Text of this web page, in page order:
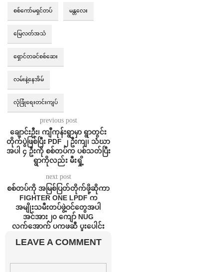
စစ်ကော်မရှင်တပ် မန္တလေး
မြေလတ်အသံ
ရှောင်တခင်စစ်ဆေး
လမ်းနဲ့နေအိမ်
လုံခြုံရေးတင်းကျပ်
previous post
ချောင်းဦး၊ ကျီကုန်းရွာမှာ ရွာတွင်း
တိုက်ပွဲဖြစ်ပြီး PDF ၂ ဦးကျ၊ သံဃာ
အပါ ၄ ဦးကို စစ်တပ်က ပစ်သတ်ပြီး
ရွာကိုလည်း မီးရှို့
next post
စစ်တပ်ကို အမြစ်ပြတ်တိုက်ဖို့ဆိုကာ
FIGHTER ONE LPDF က
အမျိုးသမီးတပ်ဖွဲ့ဝင်တွေအပါ
အင်အား၂၀ ကျော် NUG
လက်အောက် ပကဖဆီ ပူးပေါင်း
LEAVE A COMMENT